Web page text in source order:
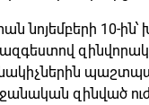
նոյեմբերի 10-
զինված